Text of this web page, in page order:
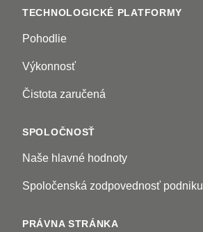
TECHNOLOGICKÉ PLATFORMY
Pohodlie
Výkonnosť
Čistota zaručená
SPOLOČNOSŤ
Naše hlavné hodnoty
Spoločenská zodpovednosť podniku
PRÁVNA STRÁNKA